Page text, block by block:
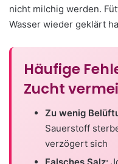
nicht milchig werden.
Wasser wieder geklärt
Häufige
Zucht
Zu wenig
Sauerstoff
verzögert sich